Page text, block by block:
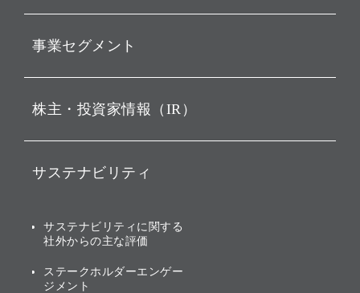
動画配信
経営理念
ビジョン
戦略
バリュー
ソフトバンクグループの歩
[AI] What dreams are made
事業セグメント
ソフトバンク・ビジョン・
その他
グループ企業一覧
株主・投資家情報（IR）
IRカレンダー
業績・財務
アニュアルレポート
サステナビリティ
トップメッセージ
サステナビリティの考え方
サステナビリティに関する
社外からの主な評価
ステークホルダーエンゲー
ジメント